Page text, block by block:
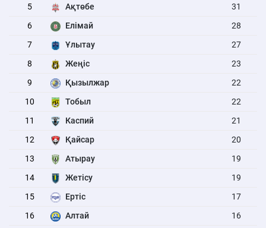
5
Ақтөбе
31
6
Елімай
28
7
Ұлытау
27
8
Жеңіс
23
9
Қызылжар
22
10
Тобыл
22
11
Каспий
21
12
Қайсар
20
13
Атырау
19
14
Жетісу
19
15
Ертіс
17
16
Алтай 16